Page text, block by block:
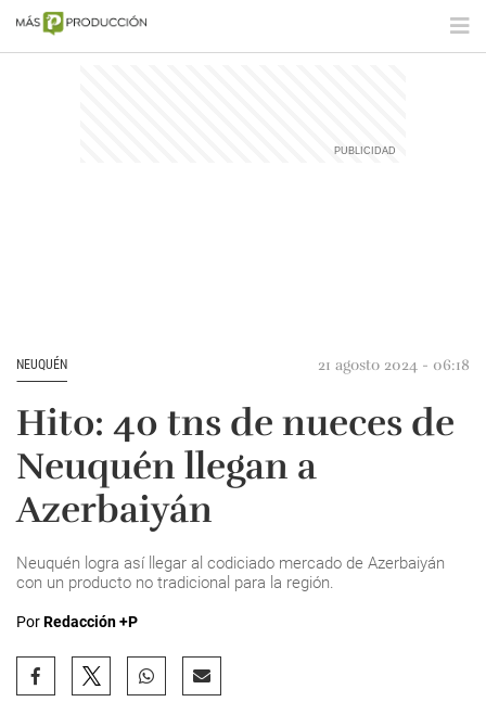
NEUQUÉN 21 agosto 2024 - 06:18
Hito: 40 tns de nueces de
Neuquén llegan a
Azerbaiyán
Neuquén logra así llegar al codiciado mercado de Azerbaiyán
con un producto no tradicional para la región.
PorRedacción +P